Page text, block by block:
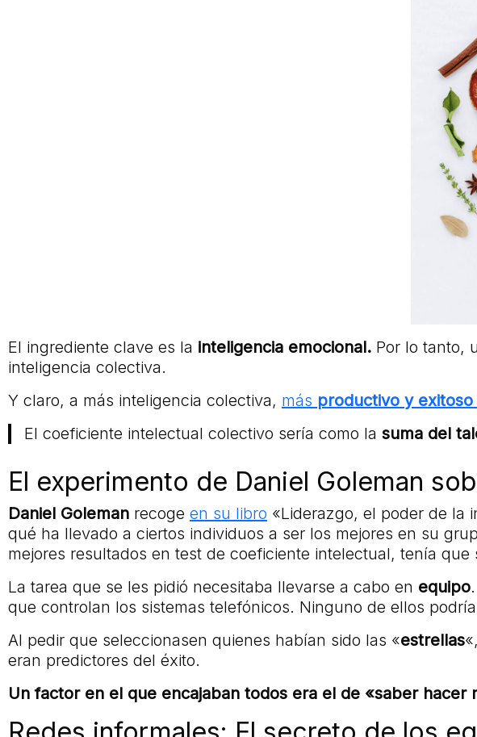
El ingrediente clave es la inteligencia emocional. Por lo tanto,
inteligencia colectiva.
Y claro, a más inteligencia colectiva, más productivo y exitoso
El coeficiente intelectual colectivo sería como la suma del
El experimento de Daniel Goleman
Daniel Goleman recoge en su libro «Liderazgo, el poder de la
qué ha llevado a ciertos individuos a ser los mejores en su
mejores resultados en test de coeficiente intelectual, tenía que
La tarea que se les pidió necesitaba llevarse a cabo en equipo
que controlan los sistemas telefónicos. Ninguno de ellos
Al pedir que seleccionasen quienes habían sido las «estrellas
eran predictores del éxito.
Un factor en el que encajaban todos era el de «saber hacer